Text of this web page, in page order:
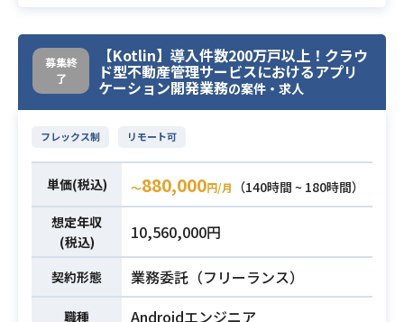
ています。
・開発環境3年以上
・Ruby on Railsを用いたWebアプリ
ケーション開発実務経験2年以上
・RDB（MySQL, PostgreSQL, Ora
業務内容
技術選定はエンジニアチームに裁量
があるため、ビジネス要件・開発期
間・運用要件などを考慮の上、チー
ムで協力しあってプロダクトの品質
【具体的な業務内容】
- Vue.js + Vuex + Nuxt を利用した開
発
- マイクロサービス化
- コード、パフォーマンス、セキュリ
ティを意識したプロダクト品質管理
- アーキテクチャや言語などの技術選
定
Flutter
住生活プラットフォームに関する、
アプリケーション開発をお任せしま
賃貸の入居から退去までの面倒な手
続きを全てアプリで完結できる世界
を目指して日々開発を行っていま
既に提供しているサービスの具体例
としては、下記のようなものが挙げ
られます。
・契約更新手続き / 退去時の手続
募集終
了
【Kotlin】導入件数200万戸以上！クラウ
ド型不動産管理サービスにおけるアプリ
ケーション開発業務の案件・求人
フレックス制 リモート可
単価(税込) 〜880,000円/月
（140時間 ~ 180時間）
想定年収
(税込)
10,560,000円
契約形態 業務委託（フリーランス）
職種 Androidエンジニア